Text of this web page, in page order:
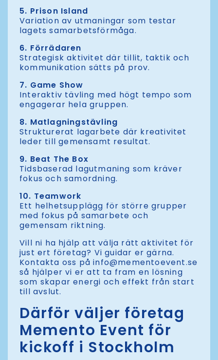
5. Prison Island
Variation av utmaningar som testar
lagets samarbetsförmåga.
6. Förrädaren
Strategisk aktivitet där tillit, taktik och
kommunikation sätts på prov.
7. Game Show
Interaktiv tävling med högt tempo som
engagerar hela gruppen.
8. Matlagningstävling
Strukturerat lagarbete där kreativitet
leder till gemensamt resultat.
9. Beat The Box
Tidsbaserad lagutmaning som kräver
fokus och samordning.
10. Teamwork
Ett helhetsupplägg för större grupper
med fokus på samarbete och
gemensam riktning.
Vill ni ha hjälp att välja rätt aktivitet för
just ert företag? Vi guidar er gärna.
Kontakta oss påinfo@mementoevent.se
så hjälper vi er att ta fram en lösning
som skapar energi och effekt från start
till avslut.
Därför väljer företag
Memento Event för
kickoff i Stockholm